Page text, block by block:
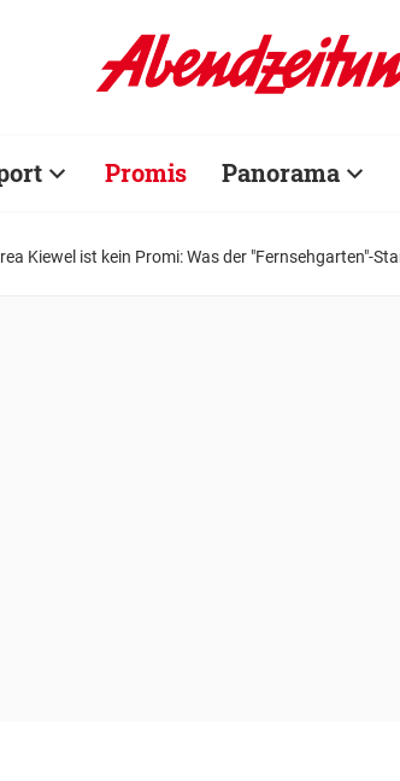
Promis Panorama
Kiewel ist kein Promi: Was der "Fernsehgarten"-